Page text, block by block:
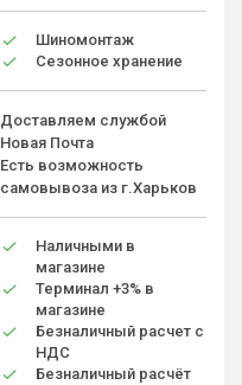
Шиномонтаж
Сезонное хранение
Доставляем службой
Новая Почта
Есть возможность
самовывоза из г.Харьков
Наличными в
магазине
Терминал +3% в
магазине
Безналичный расчет с
НДС
Безналичный расчёт